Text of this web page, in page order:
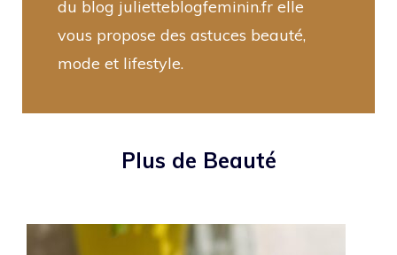
du blog julietteblogfeminin.fr elle
vous propose des astuces beauté,
mode et lifestyle.
Plus de Beauté